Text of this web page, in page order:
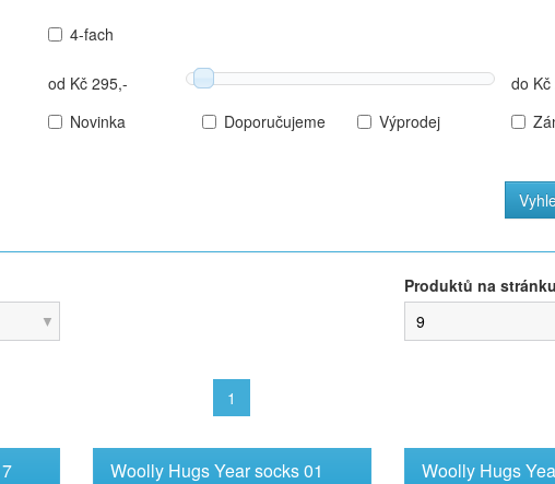
4-fach
od Kč 295,-
do Kč
Novinka Doporučujeme Výprodej
Produktů na
9
1
Woolly Hugs Year socks 01 Woolly Hugs